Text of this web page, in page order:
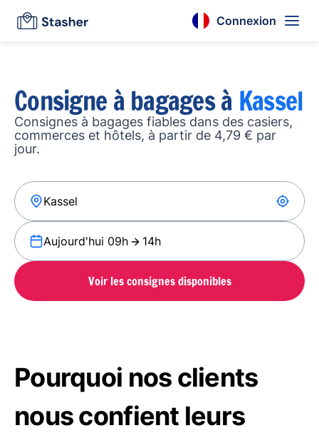
Connexion
Consigne à bagages à Kassel
Consignes à bagages fiables dans des casiers,
commerces et hôtels, à partir de 4,79 € par
jour.
Aujourd'hui 09h 14h
Voir les consignes disponibles
Pourquoi nos clients
nous confient leurs